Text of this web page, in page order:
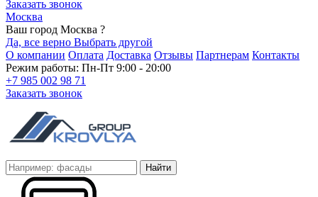
Заказать звонок
Москва
Ваш город Москва ?
Да, все верно Выбрать другой
О компании Оплата Доставка Отзывы Партнерам Контакты
Режим работы: Пн-Пт 9:00 - 20:00
+7 985 002 98 71
Заказать звонок
Найти